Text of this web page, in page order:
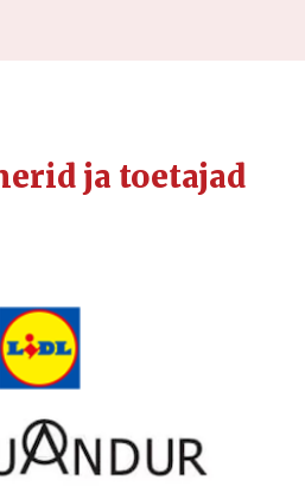
ja toetajad